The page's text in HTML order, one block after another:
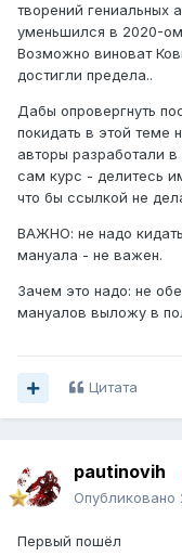
творений гениальных
уменьшился в 2020-
Возможно виноват
достигли предела..
Дабы опровергнуть
покидать в этой теме
авторы разработали
сам курс - делитесь
что бы ссылкой не
ВАЖНО: не надо
мануала - не важен.
Зачем это надо: не
мануалов выложу в
Цитата
pautinovih
Опубликовано
Первый пошёл